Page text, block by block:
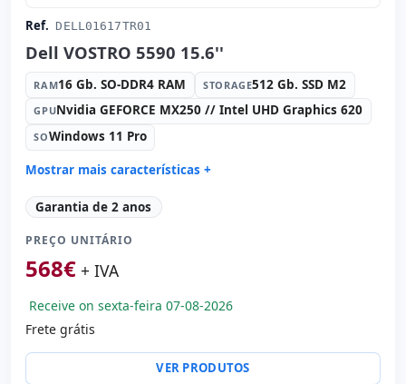
Ref. DELL01617TR01
Dell VOSTRO 5590 15.6''
RAM16 Gb. SO-DDR4 RAM STORAGE512 Gb. SSD M2
GPUNvidia GEFORCE MX250 // Intel UHD Graphics 620
SOWindows 11 Pro
Mostrar mais características +
Connectivity: RJ-45 · WIFI · Bluetooth
Processador: Intel Core i7 10510U 1.8 GHz.
Som: Realtek Audio
Portos: USB 2.0 · USB-C · 2x USB 3.1
Portas de vídeo: HDMI
Multimídia:
Específico laptop: Layout do teclado Internacional
(adesivos espanhol) · Teclado numérico
Garantia de 2 anos
PREÇO UNITÁRIO
568€ + IVA
Receive on sexta-feira 07-08-2026
Frete grátis
VER PRODUTOS